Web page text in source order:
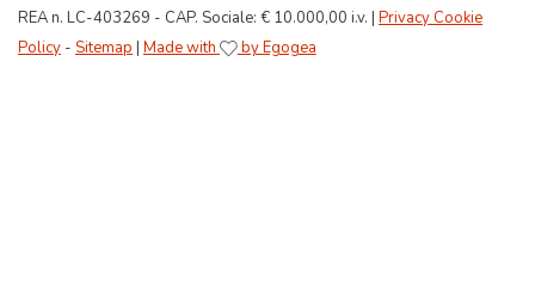
REA n. LC-403269 - CAP. Sociale: € 10.000,00 i.v. | Privacy Cookie
Policy - Sitemap | Made with by Egogea